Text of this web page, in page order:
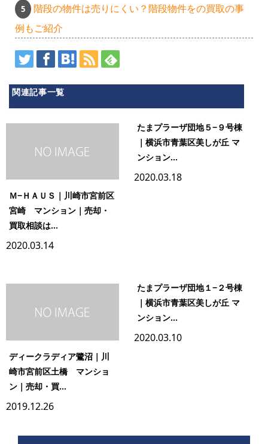
階段の物件は売りにくい？階段物件をの買取の事
例もご紹介
関連記事一覧
Ｍ−ＨＡＵＳ｜川崎市宮前区
宮崎 マンション｜売却・
買取相談は...
2020.03.14
たまプラーザ団地５−９号棟
｜横浜市青葉区美しが丘 マ
ンション...
2020.03.18
ディークラディア鷺沼｜川
崎市宮前区土橋 マンショ
ン｜売却・買...
2019.12.26
たまプラーザ団地１−２号棟
｜横浜市青葉区美しが丘 マ
ンション...
2020.03.10